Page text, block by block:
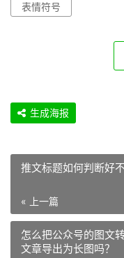
表情符号
生成海报
推文标题如何判断好
« 上一篇
怎么把公众号的图文
文章导出为长图吗？